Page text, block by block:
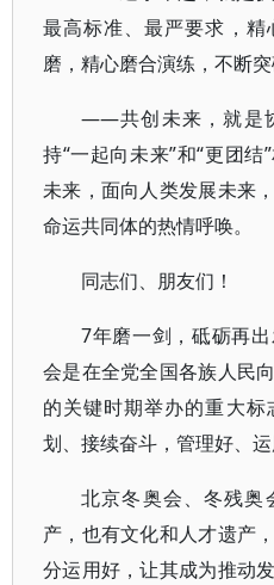
最高标准、最严要求，
磨，精心磨合演练，不断突
——共创未来，就是
持“一起向未来”和“更团
未来，面向人类发展未来
命运共同体的热情呼唤。
同志们、朋友们！
7年磨一剑，砥砺再
会是在全党全国各族人民
的关键时期举办的重大
划、接续奋斗，管理好、运
北京冬奥会、冬残奥
产，也有文化和人才遗产
分运用好，让其成为推动